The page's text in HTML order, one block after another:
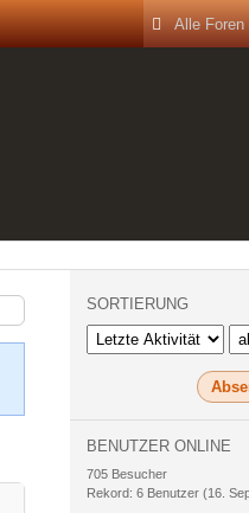
SORTIERUNG
BENUTZER ONLINE
705 Besucher
Rekord: 6 Benutzer (16.